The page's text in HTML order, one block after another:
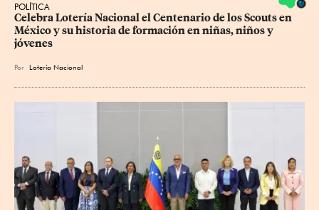
POLÍTICA
Celebra Lotería Nacional el Centenario de los Scouts en
México y su historia de formación en niñas, niños y
jóvenes
Por Lotería Nacional